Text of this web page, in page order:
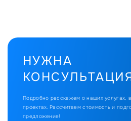
НУЖНА
Подробно расскажем о наших услугах,
проектах. Рассчитаем стоимость и
предложение!